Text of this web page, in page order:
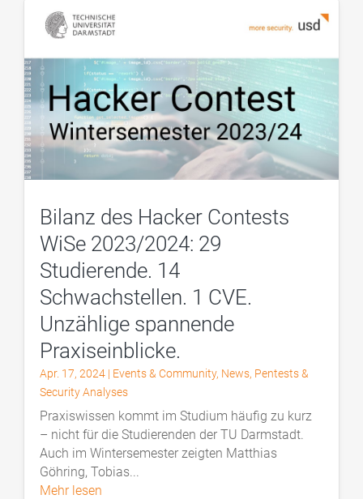
Bilanz des Hacker Contests
WiSe 2023/2024: 29
Studierende. 14
Schwachstellen. 1 CVE.
Unzählige spannende
Praxiseinblicke.
Apr. 17, 2024 | Events & Community, News, Pentests &
Security Analyses
Praxiswissen kommt im Studium häufig zu kurz
– nicht für die Studierenden der TU Darmstadt.
Auch im Wintersemester zeigten Matthias
Göhring, Tobias...
mehr lesen